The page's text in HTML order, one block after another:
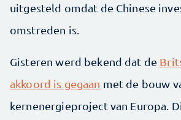
uitgesteld omdat de Chinese
omstreden is.
Gisteren werd bekend dat de
akkoord is gegaan met de bouw
kernenergieproject van Europa.